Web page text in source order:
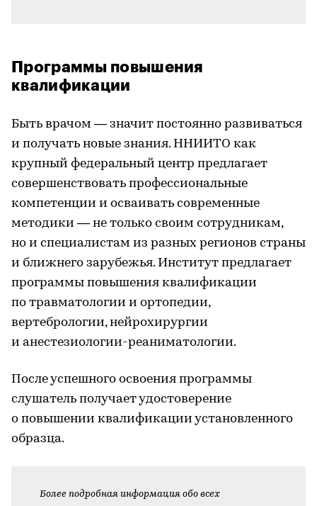
Программы повышения
квалификации
Быть врачом — значит постоянно развиваться
и получать новые знания. ННИИТО как
крупный федеральный центр предлагает
совершенствовать профессиональные
компетенции и осваивать современные
методики — не только своим сотрудникам,
но и специалистам из разных регионов страны
и ближнего зарубежья. Институт предлагает
программы повышения квалификации
по травматологии и ортопедии,
вертебрологии, нейрохирургии
и анестезиологии-реаниматологии.
После успешного освоения программы
слушатель получает удостоверение
о повышении квалификации установленного
образца.
Более подробная информация обо всех